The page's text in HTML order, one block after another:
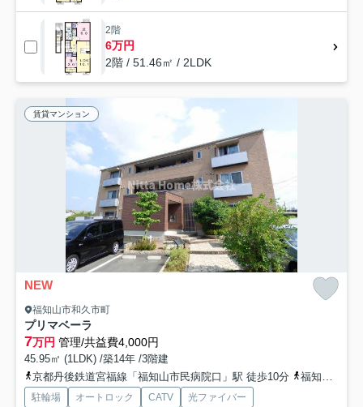
2階
6万円
2階 / 51.46㎡ / 2LDK
賃貸マンション
NEW
福知山市和久市町
プリマベーラ
7万円 管理/共益費4,000円
45.95㎡ (1LDK) /築14年 /3階建
京都丹後鉄道宮福線「福知山市民病院口」駅 徒歩10分
福知山線「福知山」駅 徒歩15分
駐輪場 オートロック CATV
光ファイバー